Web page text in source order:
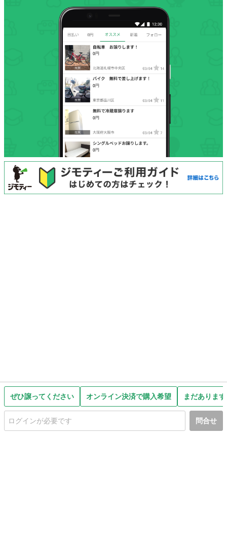
ぜひ譲ってください オンライン決済で購入希望 まだありま
問合せ